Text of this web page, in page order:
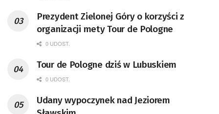
Prezydent Zielonej Góry o korzyści z
organizacji mety Tour de Pologne
0 UDOST.
Tour de Pologne dziś w Lubuskiem
0 UDOST.
Udany wypoczynek nad Jeziorem